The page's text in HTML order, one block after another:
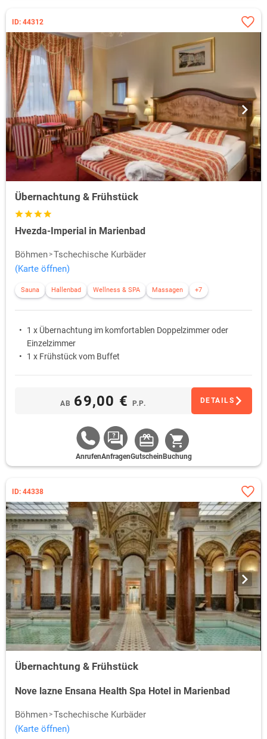
ID: 44312
Übernachtung & Frühstück
Hvezda-Imperial in Marienbad
Böhmen Tschechische Kurbäder
(Karte öffnen)
Sauna Hallenbad Wellness & SPA Massagen +7
1 x Übernachtung im komfortablen Doppelzimmer oder
Einzelzimmer
1 x Frühstück vom Buffet
AB 69,00 € P.P. DETAILS
AnrufenAnfragenGutschein Buchung
ID: 44338
Übernachtung & Frühstück
Nove lazne Ensana Health Spa Hotel in Marienbad
Böhmen Tschechische Kurbäder
(Karte öffnen)